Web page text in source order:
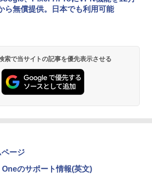
【マラソンP5倍/10%オフクーポン】中古
チ Windows 11 Pro 送料無料 保証付き
c Intel N5030 最大3.1Hz mini pc Windo
ws11 Pro 12GB+256GB SSD (4TB拡大
2 省電力 小型パソコン
液晶ディスプレイ】【送料無料】
ら無償提供。日本でも利用可能
索で当サイトの記事を優先表示させる
ージ
のサポート情報(英文)